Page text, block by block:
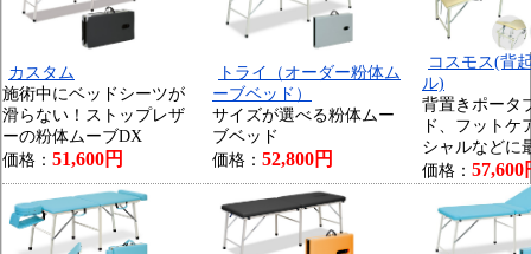
カスタム
施術中にベッドシーツが
滑らない！ストップレザ
ーの粉体ムーブDX
価格： 51,600円
トライ（オーダー粉体ム
ーブベッド）
サイズが選べる粉体ムー
ブベッド
価格： 52,800円
コスモス(背
ル)
背置きポータ
ド、フットケ
シャルなどに
価格： 57,600